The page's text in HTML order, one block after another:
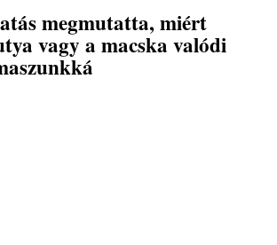
megmutatta, miért
vagy a macska valódi